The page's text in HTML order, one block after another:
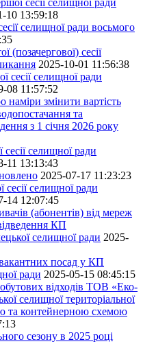
10 13:59:18
селищної ради восьмого
(позачергової) сесії
2025-10-01 11:56:38
сесії селищної ради
08 11:57:52
змінити вартість
та
з 1 січня 2026 року
селищної ради
11 13:13:43
2025-07-17 11:23:23
селищної ради
14 12:07:45
(абонентів) від мереж
КП
селищної ради 2025-
посад у КП
ради 2025-05-15 08:45:15
відходів ТОВ «Еко-
селищної територіальної
та контейнерною схемою
сезону в 2025 році